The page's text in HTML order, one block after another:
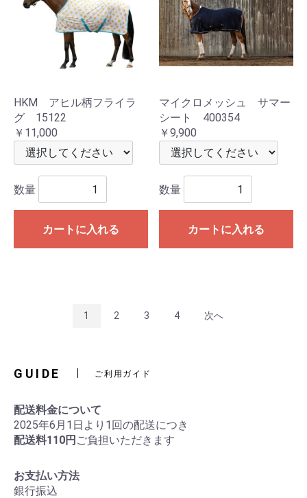
HKM アヒル柄フライラ
グ 15122
￥11,000
数量
カートに入れる
マイクロメッシュ サマー
シート 400354
￥9,900
数量
カートに入れる
1 2 3 4 次へ
GUIDE ご利用ガイド
配送料金について
2025年6月1日より1回の配送につき
配送料110円 ご負担いただきます
お支払い方法
銀行振込